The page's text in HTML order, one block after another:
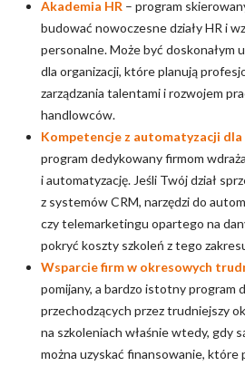
Akademia HR – program
budować nowoczesne działy HR i
personalne. Może być doskonałym
dla organizacji, które planują
zarządzania talentami i rozwojem
handlowców.
Kompetencje z automatyzacji
program dedykowany firmom
i automatyzację. Jeśli Twój dział
z systemów CRM, narzędzi do
czy telemarketingu opartego na
pokryć koszty szkoleń z tego
Wsparcie firm w okresowych
pomijany, a bardzo istotny program
przechodzących przez trudniejszy
na szkoleniach właśnie wtedy, gdy
można uzyskać finansowanie, które